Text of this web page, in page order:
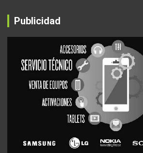
Publicidad